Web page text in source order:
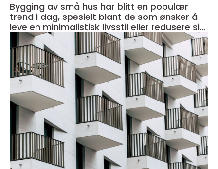
Bygging av små hus har blitt en populær
trend i dag, spesielt blant de som ønsker å
leve en minimalistisk livsstil eller redusere sitt
fotavtrykk på miljøet